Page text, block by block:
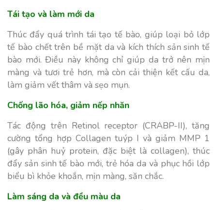
Tái tạo và làm mới da
Thúc đẩy quá trình tái tạo tế bào, giúp loại bỏ lớp
tế bào chết trên bề mặt da và kích thích sản sinh tế
bào mới. Điều này không chỉ giúp da trở nên mịn
màng và tươi trẻ hơn, mà còn cải thiện kết cấu da,
làm giảm vết thâm và sẹo mụn.
Chống lão hóa, giảm nếp nhăn
Tác động trên Retinol receptor (CRABP-II), tăng
cường tổng hợp Collagen tuýp I và giảm MMP 1
(gây phân huỷ protein, đặc biệt là collagen), thúc
đẩy sản sinh tế bào mới, trẻ hóa da và phục hồi lớp
biểu bì khỏe khoắn, mịn màng, săn chắc.
Làm sáng da và đều màu da